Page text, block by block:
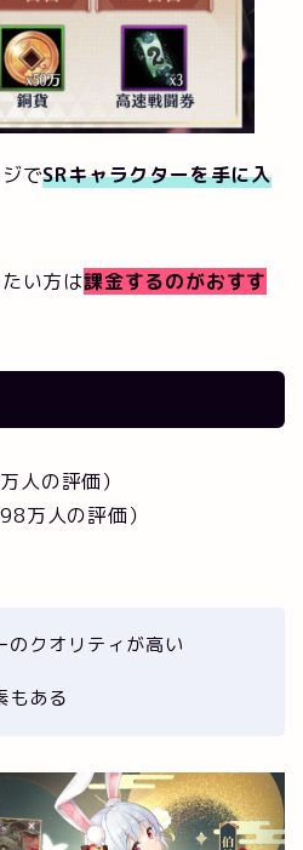
でSRキャラクターを手に入
い方は課金するのがおすす
の評価）
人の評価）
のクオリティが高い
もある